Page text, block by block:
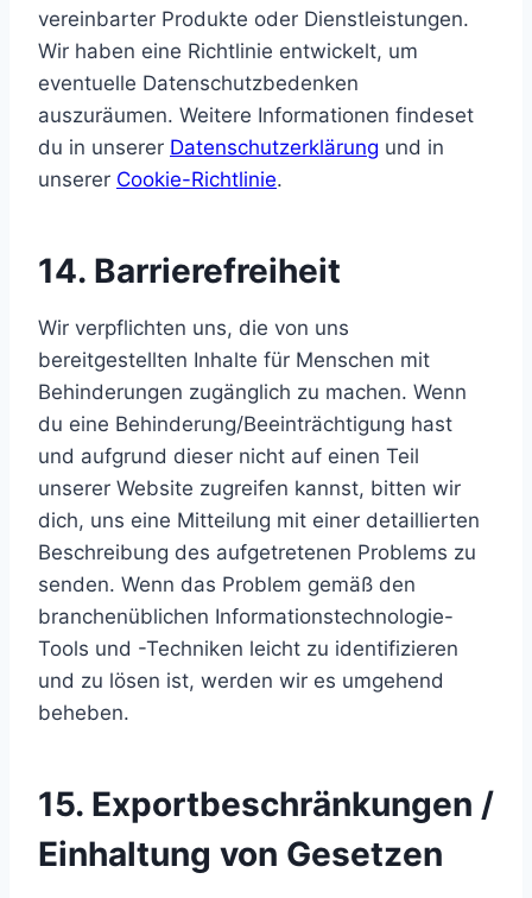
vereinbarter Produkte oder Dienstleistungen.
Wir haben eine Richtlinie entwickelt, um
eventuelle Datenschutzbedenken
auszuräumen. Weitere Informationen findeset
du in unserer Datenschutzerklärung und in
unserer Cookie-Richtlinie.
14. Barrierefreiheit
Wir verpflichten uns, die von uns
bereitgestellten Inhalte für Menschen mit
Behinderungen zugänglich zu machen. Wenn
du eine Behinderung/Beeinträchtigung hast
und aufgrund dieser nicht auf einen Teil
unserer Website zugreifen kannst, bitten wir
dich, uns eine Mitteilung mit einer detaillierten
Beschreibung des aufgetretenen Problems zu
senden. Wenn das Problem gemäß den
branchenüblichen Informationstechnologie-
Tools und -Techniken leicht zu identifizieren
und zu lösen ist, werden wir es umgehend
beheben.
15. Exportbeschränkungen /
Einhaltung von Gesetzen